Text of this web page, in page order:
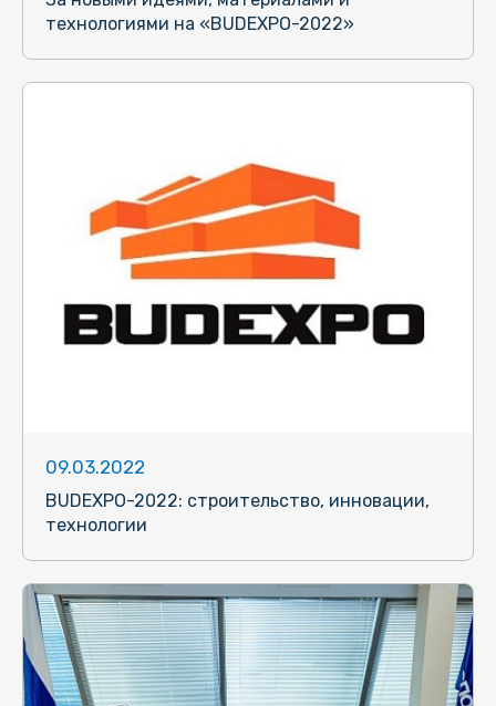
технологиями на «BUDEXPO-2022»
09.03.2022
BUDEXPO-2022: строительство, инновации,
технологии